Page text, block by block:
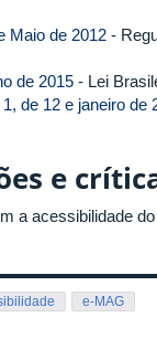
Maio de 2012 -
de 2015 - Lei
de 12 e janeiro de
e
a acessibilidade
e-MAG